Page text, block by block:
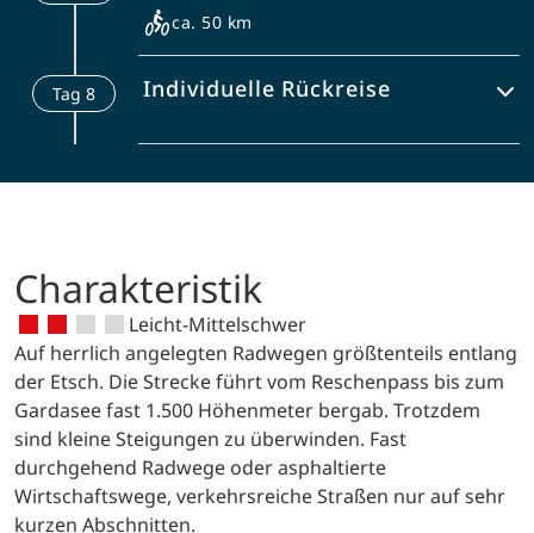
Tour westwärts Richtung Gardasee. In
Mori verkosten Sie in der Gelateria
Bologna das weitum bekannte
Pistazieneis. Nach kurzem Anstieg
ca. 50 km
Weinberge weiter nach Verona einer
Haus der Julia und die alte Stadtmauer.
Tag 8 Individuelle Rückreise
Rückreise oder Beginn Ihrer
Charakteristik
Leicht-Mittelschwer
Auf herrlich angelegten Radwegen größtenteils entlang
der Etsch. Die Strecke führt vom Reschenpass bis zum
Gardasee fast 1.500 Höhenmeter bergab. Trotzdem
sind kleine Steigungen zu überwinden. Fast
durchgehend Radwege oder asphaltierte
Wirtschaftswege, verkehrsreiche Straßen nur auf sehr
kurzen Abschnitten.